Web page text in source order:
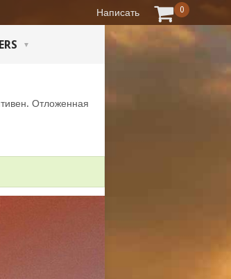
Отложенная
Написать 0